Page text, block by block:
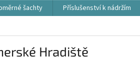
šachty Příslušenství k nádržím
Hradiště